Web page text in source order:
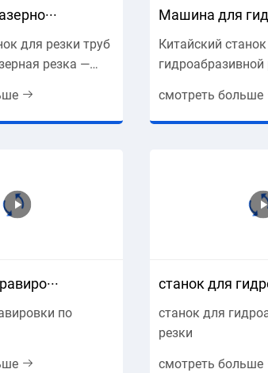
для резки труб
резка —
материалов. В
для резки труб
Машина для
Китайский
гидроабразивной
смотреть больше
по
станок для
станок для
резки
смотреть больше